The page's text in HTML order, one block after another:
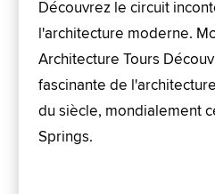
Découvrez le circuit
l'architecture moderne.
Architecture Tours
fascinante de
du siècle, mondialement
Springs.